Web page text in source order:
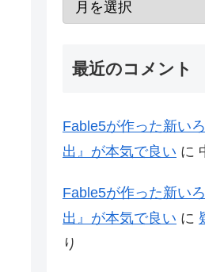
最近のコメント
Fable5が作った新い
出』が本気で良い に
Fable5が作った新い
出』が本気で良い に
り